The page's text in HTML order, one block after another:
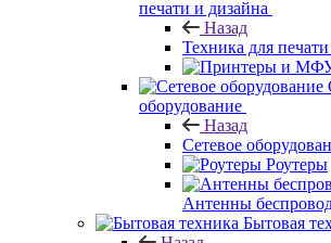
печати и дизайна
Назад
Техника для
оборудование
Назад
Сетевое
Роутеры
Антенны
Бытовая